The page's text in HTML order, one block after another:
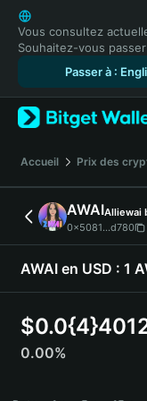
English
日本語
Tiếng Việt
Español
Türkçe
Français
Deutsch
简体中文
繁體中文
Português (Portugal)
Bahasa Indonesia
ภาษาไทย
Español
Español (Argentina)
Vous consultez
Souhaitez-vous
Passer à :
Accueil Prix des
AWAIAlliewai
0x5081...d780
AWAI en USD : 1
$
0.00%